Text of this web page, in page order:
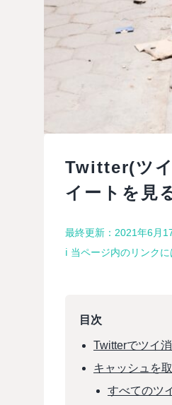
Twitter(ツ
イートを見
最終更新：2021年6月
ℹ︎ 当ページ内のリンク
目次
Twitterでツイ
キャッシュを
すべてのツ